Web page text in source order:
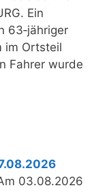
Ein
63‑jähriger
im Ortsteil
Fahrer wurde
03.08.2026